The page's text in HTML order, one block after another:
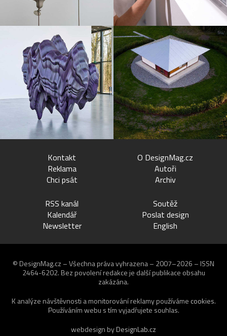
Kontakt
Reklama
Chci psát
O DesignMag.cz
Autoři
Archiv
RSS kanál
Kalendář
Newsletter
Soutěž
Poslat design
English
© DesignMag.cz – Všechna práva vyhrazena – 2007–2026 – ISSN
2464-6202. Bez povolení redakce je další publikace obsahu
zakázána.
K analýze návštěvnosti a monitorování reklamy používáme cookies.
Používáním webu s tím vyjadřujete souhlas.
webdesign byDesignLab.cz